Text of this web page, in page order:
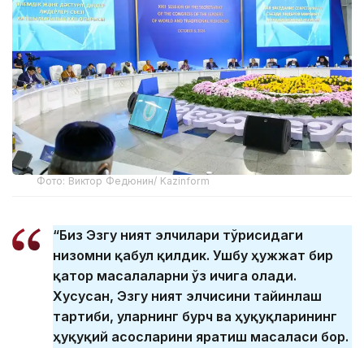
Фото: Виктор Федюнин/ Kazinform
“Биз Эзгу ният элчилари тўғрисидаги
низомни қабул қилдик. Ушбу ҳужжат бир
қатор масалаларни ўз ичига олади.
Хусусан, Эзгу ният элчисини тайинлаш
тартиби, уларнинг бурч ва ҳуқуқларининг
ҳуқуқий асосларини яратиш масаласи бор.